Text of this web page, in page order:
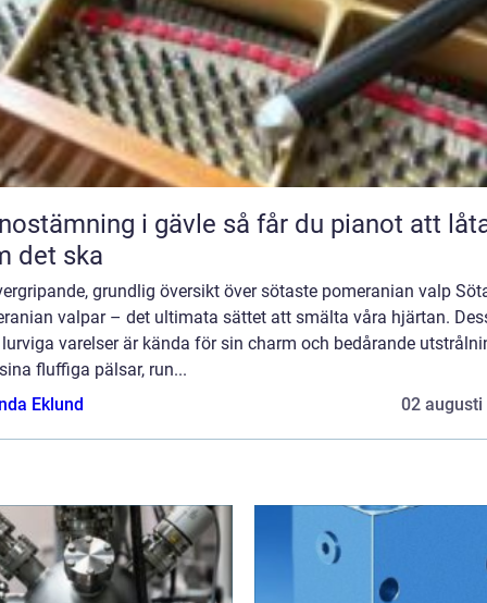
i gävle så får du pianot att låta
det ska
grundlig översikt över sötaste pomeranian valp
valpar – det ultimata sättet att smälta våra hjärtan.
varelser är kända för sin charm och bedårande
fluffiga pälsar, run...
Eklund
02 augusti